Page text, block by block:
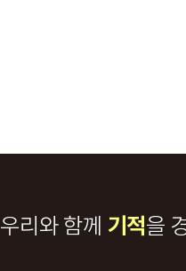
우리와 함께 기적을